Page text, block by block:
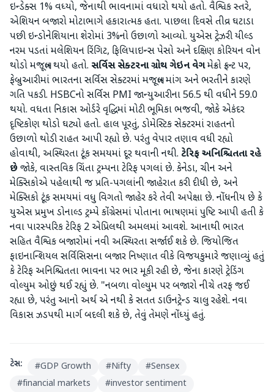
ઇન્ડેક્સ 1% વધ્યો, જેનાથી ભાવનામાં વધારો થયો હતો. વૈશ્વિક સ્તરે,
એશિયન બજારો મોટાભાગે હકારાત્મક હતા. પાછલા દિવસે તીવ્ર ઘટાડા
પછી ઇન્ડોનેશિયાના શેરોમાં 3%નો ઉછાળો આવ્યો. યુએસ ટ્રેઝરી યીલ્ડ
નરમ પડતાં મલેશિયન રિંગિટ, ફિલિપાઇન્સ પેસો અને દક્ષિણ કોરિયન વોન
થોડો મજબૂત થયો હતો. સર્વિસ સેક્ટરના ગ્રોથ ગેઇન વેગમેક્રો ફ્રન્ટ પર,
ફેબ્રુઆરીમાં ભારતના સર્વિસ સેક્ટરમાં મજબૂત માંગ અને ભરતીને કારણે
ગતિ પકડી. HSBCનો સર્વિસ PMI જાન્યુઆરીના 56.5 થી વધીને 59.0
થયો. વધતા નિકાસ ઓર્ડરે વૃદ્ધિમાં મોટી ભૂમિકા ભજવી, જોકે એકંદર
દૃષ્ટિકોણ થોડો ઘટ્યો હતો. હાલ પૂરતું, ડોમેસ્ટિક સેક્ટરમાં રાહતનો
ઉછાળો થોડી રાહત આપી રહ્યો છે. પરંતુ વેપાર તણાવ વધી રહ્યો
હોવાથી, અસ્થિરતા ટૂંક સમયમાં દૂર થવાની નથી. ટેરિફ અનિશ્ચિતતા રહે
છેજોકે, વાસ્તવિક ચિંતા ટ્રમ્પના ટેરિફ પગલાં છે. કેનેડા, ચીન અને
મેક્સિકોએ પહેલાથી જ પ્રતિ-પગલાંની જાહેરાત કરી દીધી છે, અને
મેક્સિકો ટૂંક સમયમાં વધુ વિગતો જાહેર કરે તેવી અપેક્ષા છે. નોંધનીય છે કે
યુએસ પ્રમુખ ડોનાલ્ડ ટ્રમ્પે કોંગ્રેસમાં પોતાના ભાષણમાં પુષ્ટિ આપી હતી કે
નવા પારસ્પરિક ટેરિફ 2 એપ્રિલથી અમલમાં આવશે. આનાથી ભારત
સહિત વૈશ્વિક બજારોમાં નવી અસ્થિરતા સર્જાઈ શકે છે. જિયોજિત
ફાઇનાન્શિયલ સર્વિસિસના બજાર નિષ્ણાત વીકે વિજયકુમારે જણાવ્યું હતું
કે ટેરિફ અનિશ્ચિતતા ભાવના પર ભાર મૂકી રહી છે, જેના કારણે ટ્રેડિંગ
વોલ્યુમ ઓછું થઈ રહ્યું છે. "નબળા વોલ્યુમ પર બજારો નીચે તરફ જઈ
રહ્યા છે, પરંતુ આનો અર્થ એ નથી કે સતત ડાઉનટ્રેન્ડ ચાલુ રહેશે. નવા
વિકાસ ઝડપથી માર્ગ બદલી શકે છે, તેવું તેમણે નોંધ્યું હતું.
ટેગ્સ: #GDP Growth #Nifty #Sensex
#financial markets #investor sentiment